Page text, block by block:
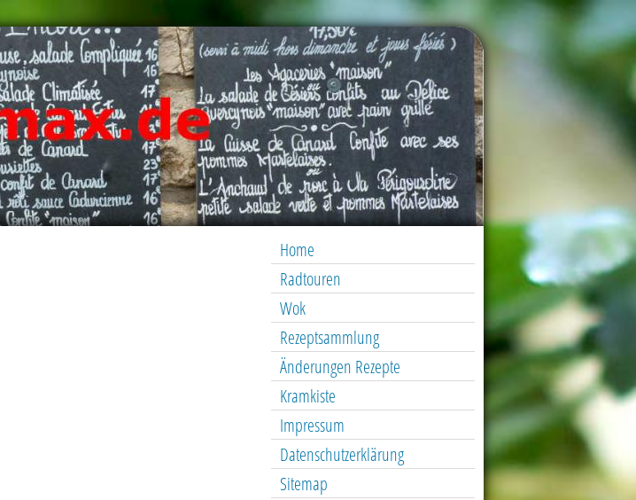
Home
Radtouren
Wok
Rezeptsammlung
Änderungen Rezepte
Kramkiste
Impressum
Datenschutzerklärung
Sitemap